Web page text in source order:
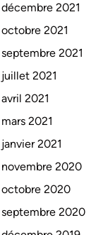
décembre 2021
octobre 2021
septembre 2021
juillet 2021
avril 2021
mars 2021
janvier 2021
novembre 2020
octobre 2020
septembre 2020